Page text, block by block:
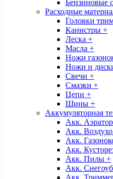
Бензиновые
Расходные
Головки
Канистры +
Леска +
Масла +
Ножи
Ножи и
Свечи +
Смазки +
Цепи +
Шины +
Аккумуляторная
Акк.
Акк.
Акк.
Акк.
Акк. Пилы +
Акк.
Акк.